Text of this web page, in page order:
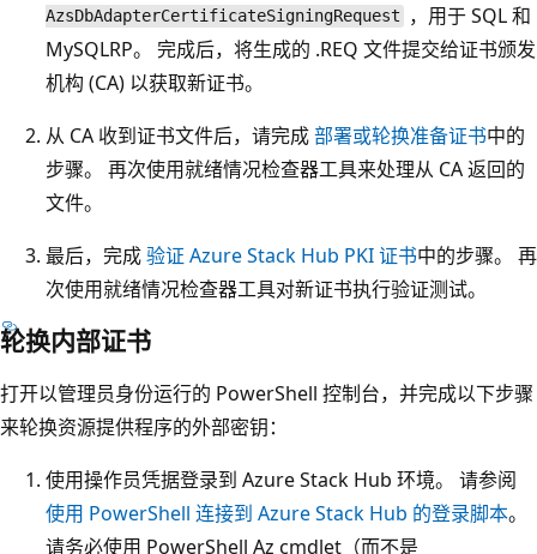
AzsDbAdapterCertificateSigningRequest
，用于 SQL 和
MySQLRP。 完成后，将生成的 .REQ 文件提交给证书颁发
机构 (CA) 以获取新证书。
从 CA 收到证书文件后，请完成部署或轮换准备证书中的
步骤。 再次使用就绪情况检查器工具来处理从 CA 返回的
文件。
最后，完成验证 Azure Stack Hub PKI 证书中的步骤。 再
次使用就绪情况检查器工具对新证书执行验证测试。
轮换内部证书
打开以管理员身份运行的 PowerShell 控制台，并完成以下步骤
来轮换资源提供程序的外部密钥：
使用操作员凭据登录到 Azure Stack Hub 环境。 请参阅
使用 PowerShell 连接到 Azure Stack Hub 的登录脚本。
请务必使用 PowerShell Az cmdlet（而不是